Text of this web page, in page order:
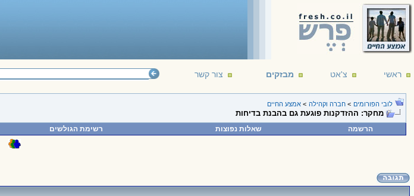
ראשי צ'אט מבזקים צור קשר
לובי הפורומים > חברה וקהילה > אמצע החיים
מחקר: ההזדקנות פוגעת גם בהבנת בדיחות
הרשמה שאלות נפוצות רשימת הגולשים